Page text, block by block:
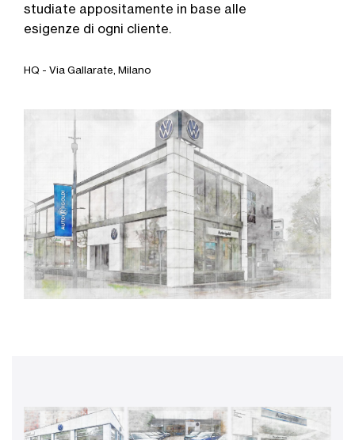
studiate appositamente in base alle
esigenze di ogni cliente.
HQ - Via Gallarate, Milano